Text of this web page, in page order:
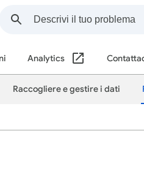
Analytics
Raccogliere e gestire i dati